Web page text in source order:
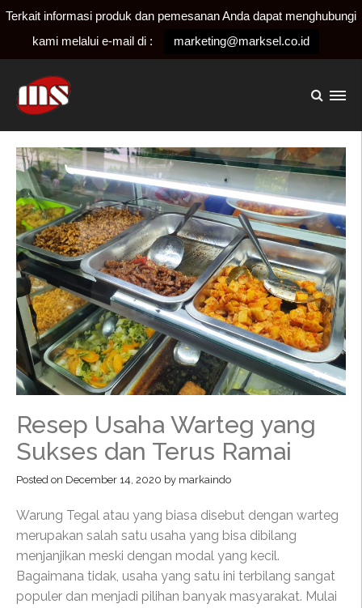
Terkait informasi produk dan pemesanan Anda dapat menghubungi
kami melalui e-mail di :
marketing@marksel.co.id
Resep Usaha Warteg yang
Sukses dan Terus Ramai
Posted on December 14, 2020 by markaindo
Warung Tegal atau yang biasa disebut dengan warteg
merupakan salah satu usaha yang bisa dibilang
menjanjikan meski dengan modal yang kecil.
Bagaimana tidak, usaha yang satu ini terbilang sangat
populer dan menjadi pilihan banyak masyarakat. Mulai